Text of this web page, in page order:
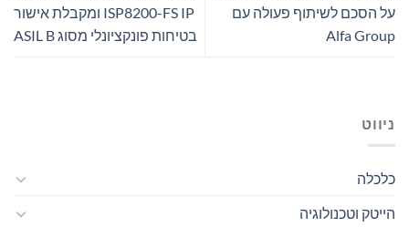
על הסכם לשיתוף פעולה עם
Alfa Group
ISP8200-FS IP ומקבלת אישור
בטיחות פונקציונלי מסוג ASIL B
ניווט
כלכלה
הייטק וטכנולוגיה